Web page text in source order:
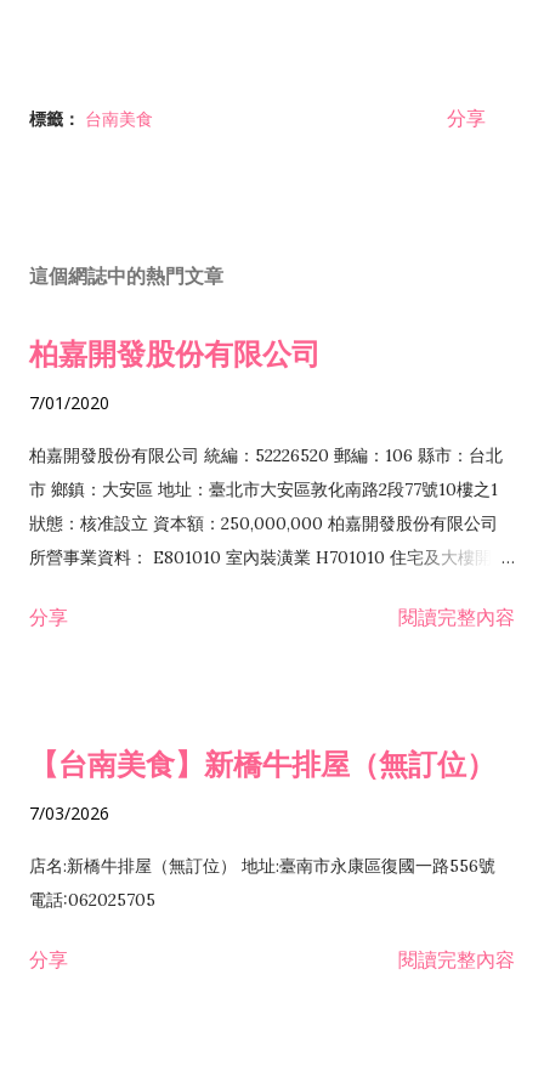
標籤： 台南美食 分享
這個網誌中的熱門文章
柏嘉開發股份有限公司
7/01/2020
柏嘉開發股份有限公司 統編：52226520 郵編：106 縣市：台北
市 鄉鎮：大安區 地址：臺北市大安區敦化南路2段77號10樓之1
狀態：核准設立 資本額：250,000,000 柏嘉開發股份有限公司
所營事業資料： E801010 室內裝潢業 H701010 住宅及大樓開發
發業 H703090 不動產買賣業 H703100 不動產租賃業 I503010
分享 閱讀完整內容
【台南美食】新橋牛排屋（無訂位）
7/03/2026
店名:新橋牛排屋（無訂位） 地址:臺南市永康區復國一路556號
電話:062025705
分享 閱讀完整內容